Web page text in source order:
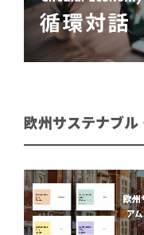
欧州サステナブ